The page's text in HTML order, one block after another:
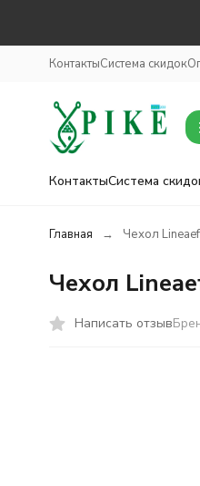
КонтактыСистема скидок
КонтактыСистема
Главная Чехол
Чехол
Написать отзыв